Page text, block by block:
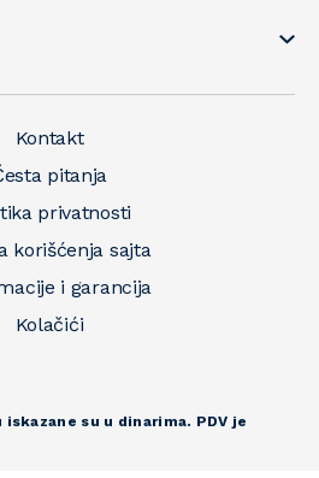
Kontakt
pitanja
privatnosti
korišćenja sajta
i garancija
Kolačići
su u dinarima. PDV je